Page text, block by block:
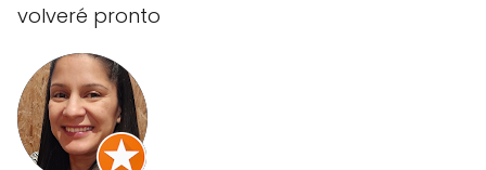
volveré pronto